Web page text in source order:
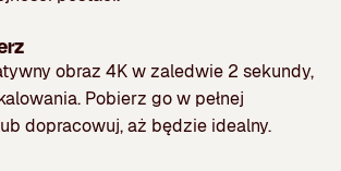
obraz 4K w zaledwie 2 sekundy,
Pobierz go w pełnej
dopracowuj, aż będzie idealny.